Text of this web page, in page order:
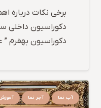
برخی نکات
دکوراسیون داخلی
دکوراسیون بهفرم
آب نما آجر نما